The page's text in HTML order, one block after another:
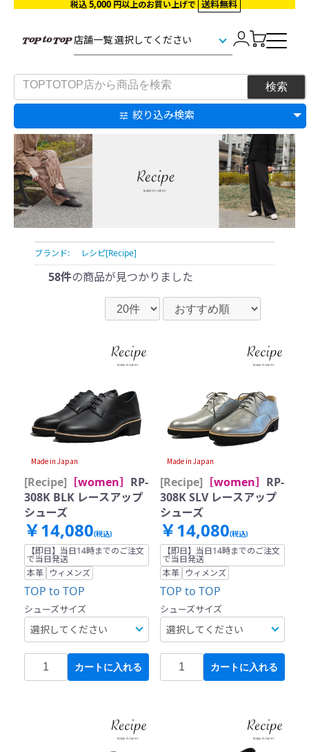
税込5,000 円以上のお買い上げで 送料無料
絞り込み検索
ブランド: レシピ[Recipe]
58件の商品が見つかりました
Made in Japan
[Recipe] ［women］ RP-
308K BLK レースアップ
シューズ
￥14,080(税込)
【即日】当日14時までのご注文
で当日発送
本革 ウィメンズ
TOP to TOP
シューズサイズ
カートに入れる
Made in Japan
[Recipe] ［women］ RP-
308K SLV レースアップ
シューズ
￥14,080(税込)
【即日】当日14時までのご注文
で当日発送
本革 ウィメンズ
TOP to TOP
シューズサイズ
カートに入れる